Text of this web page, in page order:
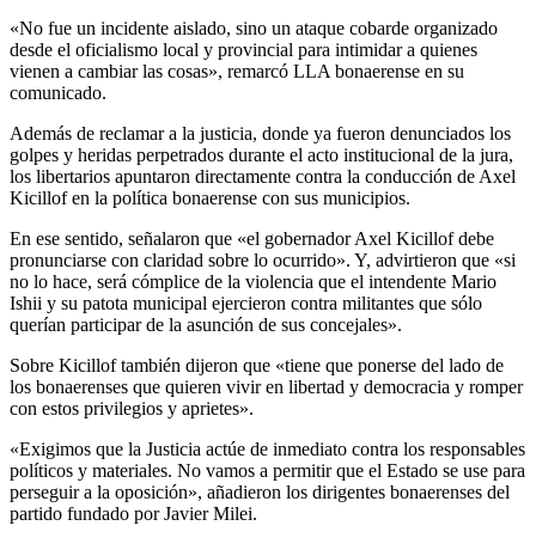
«No fue un incidente aislado, sino un ataque cobarde organizado
desde el oficialismo local y provincial para intimidar a quienes
vienen a cambiar las cosas», remarcó LLA bonaerense en su
comunicado.
Además de reclamar a la justicia, donde ya fueron denunciados los
golpes y heridas perpetrados durante el acto institucional de la jura,
los libertarios apuntaron directamente contra la conducción de Axel
Kicillof en la política bonaerense con sus municipios.
En ese sentido, señalaron que «el gobernador Axel Kicillof debe
pronunciarse con claridad sobre lo ocurrido». Y, advirtieron que «si
no lo hace, será cómplice de la violencia que el intendente Mario
Ishii y su patota municipal ejercieron contra militantes que sólo
querían participar de la asunción de sus concejales».
Sobre Kicillof también dijeron que «tiene que ponerse del lado de
los bonaerenses que quieren vivir en libertad y democracia y romper
con estos privilegios y aprietes».
«Exigimos que la Justicia actúe de inmediato contra los responsables
políticos y materiales. No vamos a permitir que el Estado se use para
perseguir a la oposición», añadieron los dirigentes bonaerenses del
partido fundado por Javier Milei.